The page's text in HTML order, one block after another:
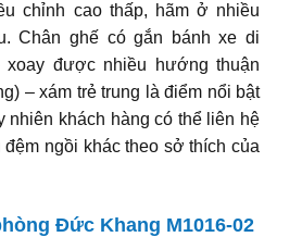
chỉnh cao thấp, hãm ở nhiều
Chân ghế có gắn bánh xe di
xoay được nhiều hướng thuận
– xám trẻ trung là điểm nổi bật
nhiên khách hàng có thể liên hệ
ngồi khác theo sở thích của
Đức Khang M1016-02